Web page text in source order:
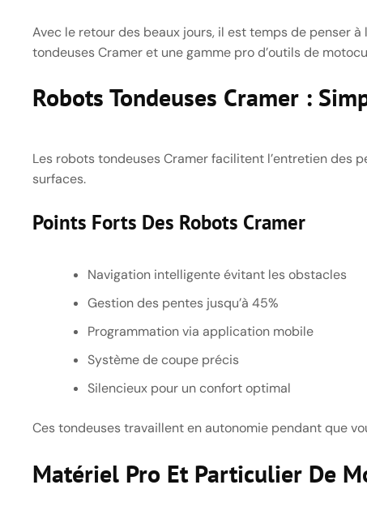
Avec le retour des beaux jours, il est temps de penser
tondeuses Cramer et une gamme pro d’outils de
Robots Tondeuses Cramer :
Les robots tondeuses Cramer facilitent l’entretien des
surfaces.
Points Forts Des Robots Cramer
Navigation intelligente évitant les obstacles
Gestion des pentes jusqu’à 45%
Programmation via application mobile
Système de coupe précis
Silencieux pour un confort optimal
Ces tondeuses travaillent en autonomie pendant que
Matériel Pro Et Particulier De